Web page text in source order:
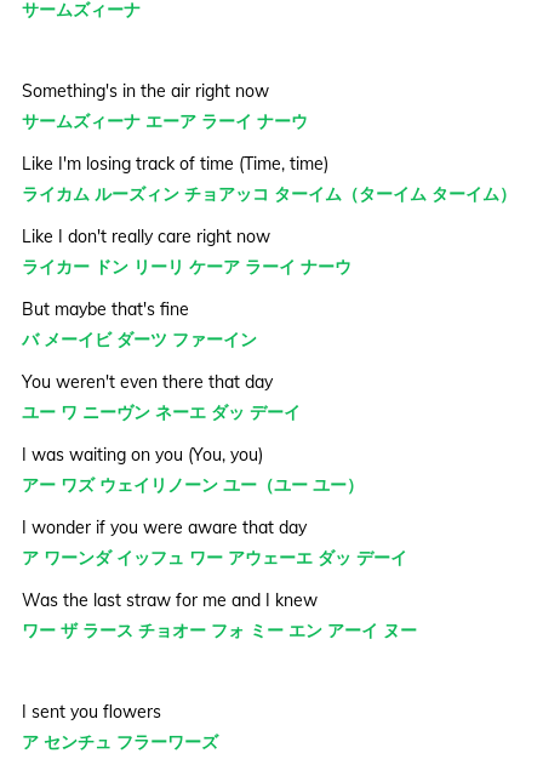
サームズィーナ
Something's in the air right now
サームズィーナ エーア ラーイ ナーウ
Like I'm losing track of time (Time, time)
ライカム ルーズィン チョアッコ ターイム（ターイム ターイム）
Like I don't really care right now
ライカー ドン リーリ ケーア ラーイ ナーウ
But maybe that's fine
バ メーイビ ダーツ ファーイン
You weren't even there that day
ユー ワ ニーヴン ネーエ ダッ デーイ
I was waiting on you (You, you)
アー ワズ ウェイリノーン ユー（ユー ユー）
I wonder if you were aware that day
ア ワーンダ イッフュ ワー アウェーエ ダッ デーイ
Was the last straw for me and I knew
ワー ザ ラース チョオー フォ ミー エン アーイ ヌー
I sent you flowers
ア センチュ フラーワーズ